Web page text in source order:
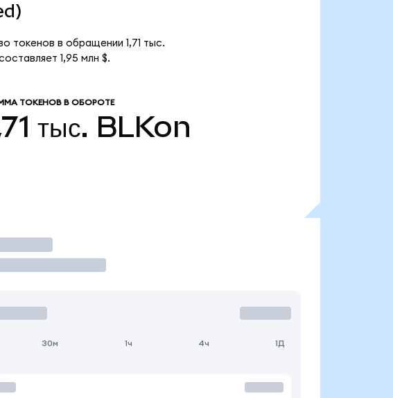
токенов в обращении 1,71 тыс.
1,95 млн $.
ТОКЕНОВ В ОБОРОТЕ
тыс. BLKon
30м 1ч 4ч 1Д